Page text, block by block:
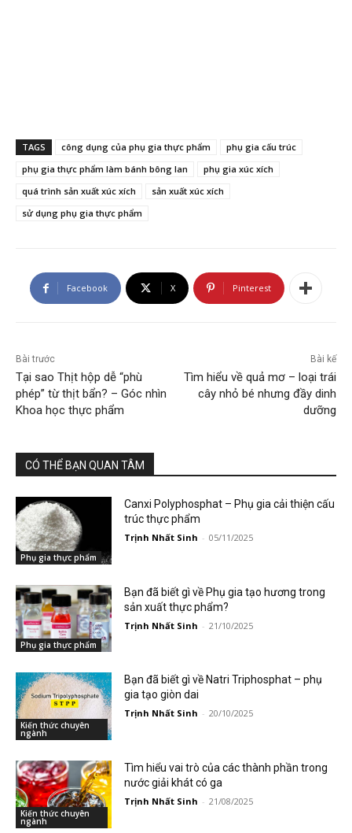
TAGS công dụng của phụ gia thực phẩm
phụ gia cấu trúc
phụ gia thực phẩm làm bánh bông lan
phụ gia xúc xích
quá trình sản xuất xúc xích
sản xuất xúc xích
sử dụng phụ gia thực phẩm
Facebook X Pinterest
Bài trước
Tại sao Thịt hộp dễ “phù
phép” từ thịt bẩn? – Góc nhìn
Khoa học thực phẩm
Bài kế
Tìm hiểu về quả mơ – loại trái
cây nhỏ bé nhưng đầy dinh
dưỡng
CÓ THỂ BẠN QUAN TÂM
Phụ gia thực phẩm
Canxi Polyphosphat – Phụ gia cải thiện cấu
trúc thực phẩm
Trịnh Nhất Sinh - 05/11/2025
Phụ gia thực phẩm
Bạn đã biết gì về Phụ gia tạo hương trong
sản xuất thực phẩm?
Trịnh Nhất Sinh - 21/10/2025
Kiến thức chuyên
ngành
Bạn đã biết gì về Natri Triphosphat – phụ
gia tạo giòn dai
Trịnh Nhất Sinh - 20/10/2025
Kiến thức chuyên
ngành
Tìm hiểu vai trò của các thành phần trong
nước giải khát có ga
Trịnh Nhất Sinh - 21/08/2025